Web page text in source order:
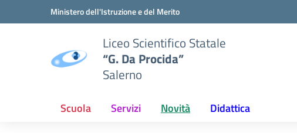
Vai ai contenuti
Vai al menu di navigazioneMinistero dell'Istruzione e del Merito
Liceo Scientifico Statale
“G. Da Procida”
Salerno
Scuola Servizi Novità Didattica